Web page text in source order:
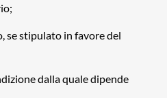
se stipulato in favore del
dalla quale dipende